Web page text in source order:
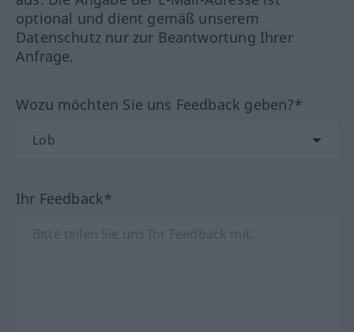
optional und dient gemäß unserem
Datenschutz nur zur Beantwortung Ihrer
Anfrage.
Wozu möchten Sie uns Feedback geben?*
Ihr Feedback*